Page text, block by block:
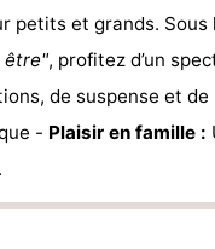
petits et grands. Sous
être", profitez d’un
de suspense et
- Plaisir en famille :